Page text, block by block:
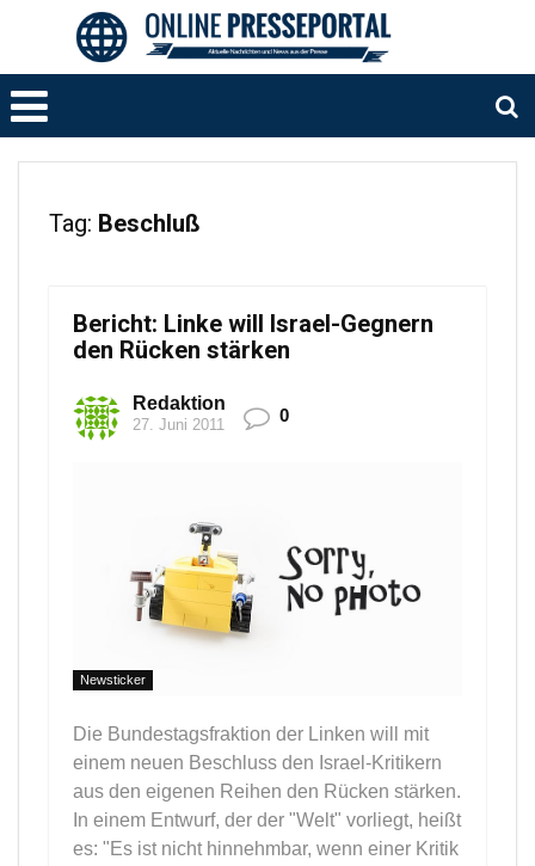
Tag: Beschluß
Bericht: Linke will Israel-Gegnern
den Rücken stärken
Redaktion
27. Juni 2011 0
Newsticker
Die Bundestagsfraktion der Linken will mit
einem neuen Beschluss den Israel-Kritikern
aus den eigenen Reihen den Rücken stärken.
In einem Entwurf, der der "Welt" vorliegt, heißt
es: "Es ist nicht hinnehmbar, wenn einer Kritik